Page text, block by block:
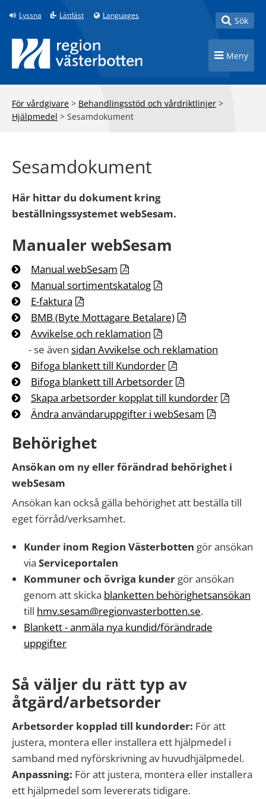
Till innehåll på sidan
Lyssna Lättläst Languages Toggle
Sök
Toggle
Meny
För vårdgivare > Behandlingsstöd och vårdriktlinjer >
Hjälpmedel > Sesamdokument
Sesamdokument
Här hittar du dokument kring
beställningssystemet webSesam.
Manualer webSesam
Manual webSesam
Manual sortimentskatalog
E-faktura
BMB (Byte Mottagare Betalare)
Avvikelse och reklamation
- se även sidan Avvikelse och reklamation
Bifoga blankett till Kundorder
Bifoga blankett till Arbetsorder
Skapa arbetsorder kopplat till kundorder
Ändra användaruppgifter i webSesam
Behörighet
Ansökan om ny eller förändrad behörighet i
webSesam
Ansökan kan också gälla behörighet att beställa till
eget förråd/verksamhet.
Kunder inom Region Västerbotten gör ansökan
via Serviceportalen
Kommuner och övriga kunder gör ansökan
genom att skicka blanketten behörighetsansökan
till hmv.sesam@regionvasterbotten.se.
Blankett - anmäla nya kundid/förändrade
uppgifter
Så väljer du rätt typ av
åtgärd/arbetsorder
Arbetsorder kopplad till kundorder: För att
justera, montera eller installera ett hjälpmedel i
samband med nyförskrivning av huvudhjälpmedel.
Anpassning: För att justera, montera eller installera
ett hjälpmedel som levererats tidigare.